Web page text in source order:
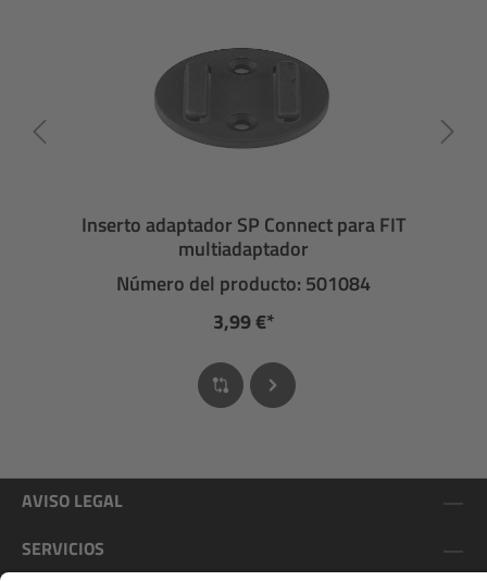
Inserto adaptador SP Connect para FIT
multiadaptador
Número del producto: 501084
3,99 €*
AVISO LEGAL
SERVICIOS